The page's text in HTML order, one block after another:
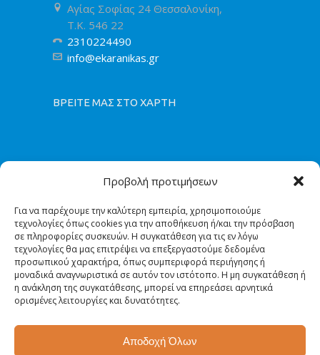
Προβολή προτιμήσεων
Για να παρέχουμε την καλύτερη εμπειρία, χρησιμοποιούμε
τεχνολογίες όπως cookies για την αποθήκευση ή/και την πρόσβαση
σε πληροφορίες συσκευών. Η συγκατάθεση για τις εν λόγω
τεχνολογίες θα μας επιτρέψει να επεξεργαστούμε δεδομένα
προσωπικού χαρακτήρα, όπως συμπεριφορά περιήγησης ή
μοναδικά αναγνωριστικά σε αυτόν τον ιστότοπο. Η μη συγκατάθεση ή
η ανάκληση της συγκατάθεσης, μπορεί να επηρεάσει αρνητικά
ορισμένες λειτουργίες και δυνατότητες.
Αποδοχή Όλων
Αγίας Σοφίας 24 Θεσσαλονίκη,
T.K. 546 22
2310224490
info@ekaranikas.gr
ΒΡΕΙΤΕ ΜΑΣ ΣΤΟ ΧΑΡΤΗ